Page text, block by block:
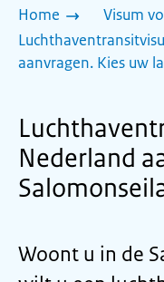
Home
Visum
aanvragen. Kies uw
Nederland
Woont u in de